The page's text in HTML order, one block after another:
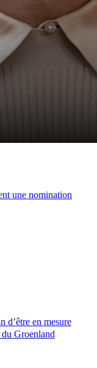
une nomination
d’être en mesure
du Groenland